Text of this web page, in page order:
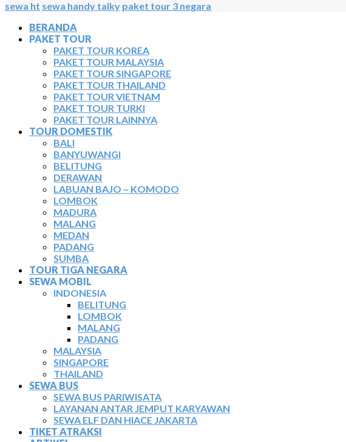
sewa ht sewa handy talky paket tour 3 negara
BERANDA
PAKET TOUR
PAKET TOUR KOREA
PAKET TOUR MALAYSIA
PAKET TOUR SINGAPORE
PAKET TOUR THAILAND
PAKET TOUR VIETNAM
PAKET TOUR TURKI
PAKET TOUR LAINNYA
TOUR DOMESTIK
BALI
BANYUWANGI
BELITUNG
DERAWAN
LABUAN BAJO – KOMODO
LOMBOK
MADURA
MALANG
MEDAN
PADANG
SUMBA
TOUR TIGA NEGARA
SEWA MOBIL
INDONESIA
BELITUNG
LOMBOK
MALANG
PADANG
MALAYSIA
SINGAPORE
THAILAND
SEWA BUS
SEWA BUS PARIWISATA
LAYANAN ANTAR JEMPUT KARYAWAN
SEWA ELF DAN HIACE JAKARTA
TIKET ATRAKSI